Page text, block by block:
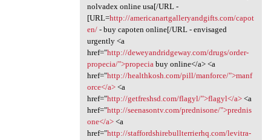
nolvadex online usa[/URL -
[URL=http://americanartgalleryandgifts.com/capot
en/- buy capoten online[/URL - envisaged
urgently <a
href="http://deweyandridgeway.com/drugs/order-
propecia/">propecia buy online</a> <a
href="http://healthkosh.com/pill/manforce/">manf
orce</a><a
href="http://getfreshsd.com/flagyl/">flagyl</a><a
href="http://seenasontv.com/prednisone/">prednis
one</a><a
href="http://staffordshirebullterrierhq.com/levitra-